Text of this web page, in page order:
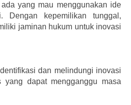
yang mau menggunakan ide
Dengan kepemilikan tunggal,
jaminan hukum untuk inovasi
dan melindungi inovasi
yang dapat mengganggu masa